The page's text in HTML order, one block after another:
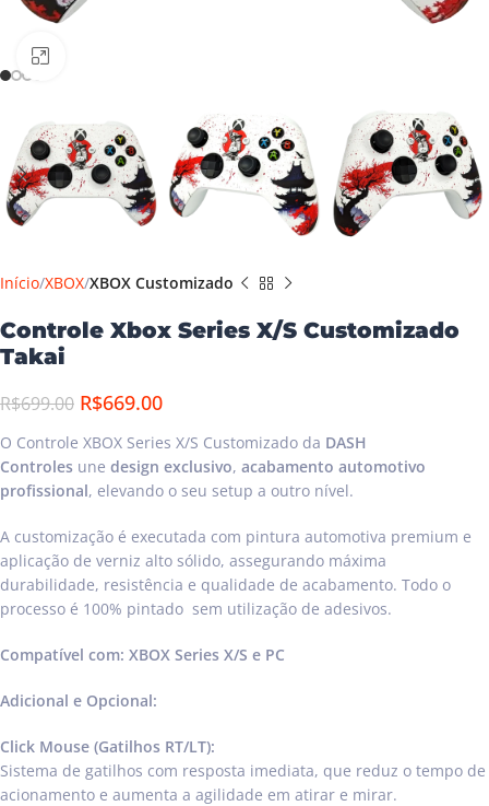
Início XBOX XBOX Customizado
Controle Xbox Series X/S Customizado
Takai
R$699.00 R$669.00
O Controle XBOX Series X/S Customizado da DASH
Controles une design exclusivo, acabamento automotivo
profissional, elevando o seu setup a outro nível.
A customização é executada com pintura automotiva premium e
aplicação de verniz alto sólido, assegurando máxima
durabilidade, resistência e qualidade de acabamento. Todo o
processo é 100% pintado sem utilização de adesivos.
Compatível com: XBOX Series X/S e PC
Adicional e Opcional:
Click Mouse (Gatilhos RT/LT):
Sistema de gatilhos com resposta imediata, que reduz o tempo de
acionamento e aumenta a agilidade em atirar e mirar.